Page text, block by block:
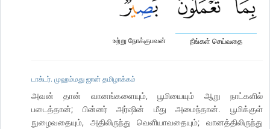
நீங்கள் செய்வதை
உற்று நோக்குபவன்
டாக்டர். முஹம்மது ஜான் தமிழாக்கம்
அவன் தான் வானங்களையும், பூமியையும் ஆறு நாட்களில்
படைத்தான்; பின்னர் அர்ஷின் மீது அமைந்தான். பூமிக்குள்
நுழைவதையும், அதிலிருந்து வெளியாவதையும்; வானத்திலிருந்து